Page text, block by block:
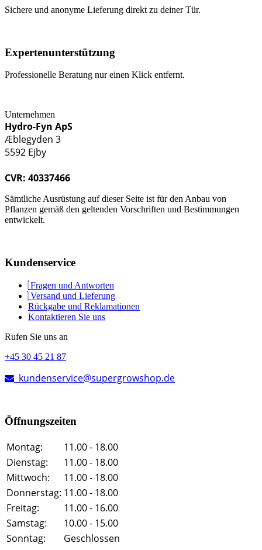
Sichere und anonyme Lieferung direkt zu deiner Tür.
Expertenunterstützung
Professionelle Beratung nur einen Klick entfernt.
Unternehmen
Hydro-Fyn ApS
Æblegyden 3
5592 Ejby
CVR: 40337466
Sämtliche Ausrüstung auf dieser Seite ist für den Anbau von
Pflanzen gemäß den geltenden Vorschriften und Bestimmungen
entwickelt.
Kundenservice
Fragen und Antworten
Versand und Lieferung
Rückgabe und Reklamationen
Kontaktieren Sie uns
Rufen Sie uns an
+45 30 45 21 87
kundenservice@supergrowshop.de
Öffnungszeiten
Montag:
11.00 - 18.00
Dienstag:
11.00 - 18.00
Mittwoch:
11.00 - 18.00
Donnerstag: 11.00 - 18.00
Freitag:
11.00 - 16.00
Samstag:
10.00 - 15.00
Sonntag:
Geschlossen